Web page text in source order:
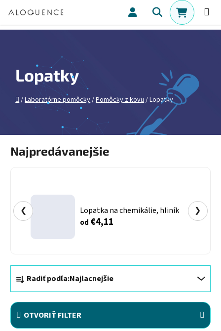
Hľadať
Lopatky
Domov
/Laboratórne pomôcky/Pomôcky z kovu /Lopatky
Najpredávanejšie
Lopatka na chemikálie, hliník
od €4,11
❮ ❯
Radiť podľa:Najlacnejšie
OTVORIŤ FILTER